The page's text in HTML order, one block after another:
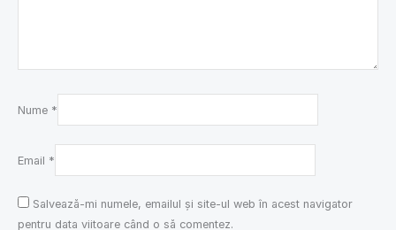
Nume *
Email *
Salvează-mi numele, emailul și site-ul web în acest navigator
pentru data viitoare când o să comentez.